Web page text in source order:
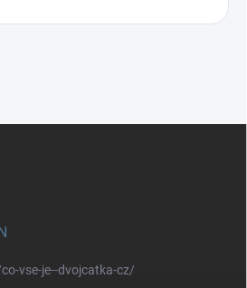
vse-je--dvojcatka-cz/